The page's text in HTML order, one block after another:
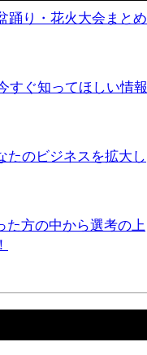
踊り・花火大会まとめ
すぐ知ってほしい情報
たのビジネスを拡大し
た方の中から選考の上